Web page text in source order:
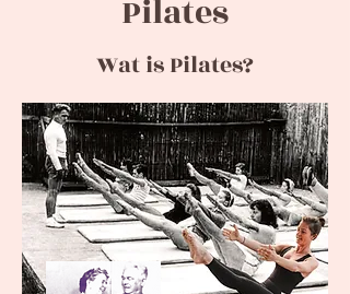
Pilates
Wat is Pilates?